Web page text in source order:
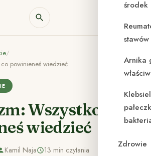
środek
Arnika
Zdrowie
/
powinieneś wiedzieć
Wszystko, co
wiedzieć
Kamil Naja 13 min czytania